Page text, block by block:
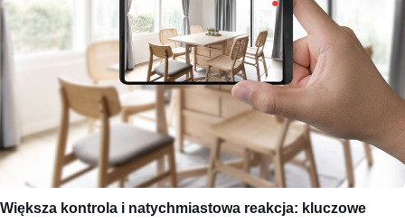
Większa kontrola i natychmiastowa reakcja: kluczowe